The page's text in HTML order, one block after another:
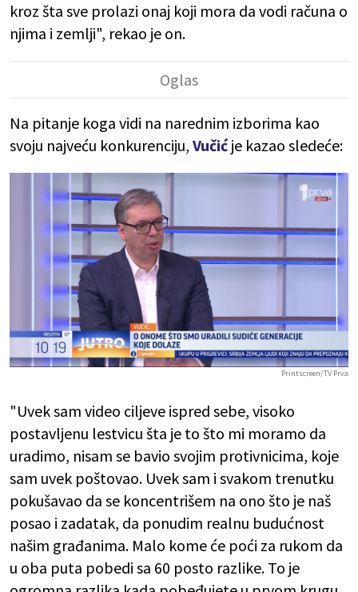
kroz šta sve prolazi onaj koji mora da vodi računa o
njima i zemlji", rekao je on.
Na pitanje koga vidi na narednim izborima kao
svoju najveću konkurenciju, Vučićje kazao sledeće:
Printscreen/TV Prva
"Uvek sam video ciljeve ispred sebe, visoko
postavljenu lestvicu šta je to što mi moramo da
uradimo, nisam se bavio svojim protivnicima, koje
sam uvek poštovao. Uvek sam i svakom trenutku
pokušavao da se koncentrišem na ono što je naš
posao i zadatak, da ponudim realnu budućnost
našim građanima. Malo kome će poći za rukom da
u oba puta pobedi sa 60 posto razlike. To je